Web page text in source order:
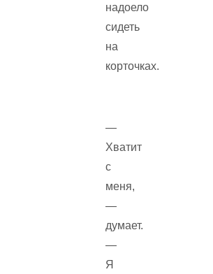
надоело
сидеть
на
корточках.
—
Хватит
с
меня,
—
думает.
—
Я